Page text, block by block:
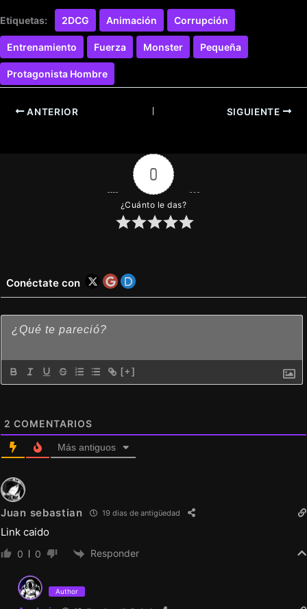
Etiquetas: 2DCG Animación Corrupción
Entrenamiento Fuerza Monster Pequeña
Protagonista Hombre
ANTERIOR SIGUIENTE
0
¿Cuánto le das?
Conéctate con
[+]
2 COMENTARIOS
Más antiguos
Juan sebastian 19 dias de antigüedad
Link caido
0 0 Responder
Author